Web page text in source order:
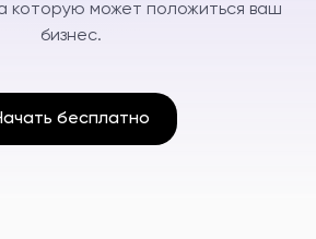
которую может положиться ваш
бизнес.
бесплатно